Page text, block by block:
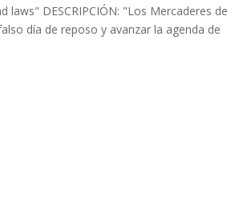
DESCRIPCIÓN: "Los Mercaderes de
día de reposo y avanzar la agenda de